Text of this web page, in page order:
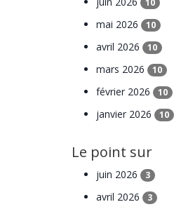
mai 2026 10
avril 2026 10
mars 2026 10
février 2026 10
janvier 2026 10
Le point sur
juin 2026 3
avril 2026 3